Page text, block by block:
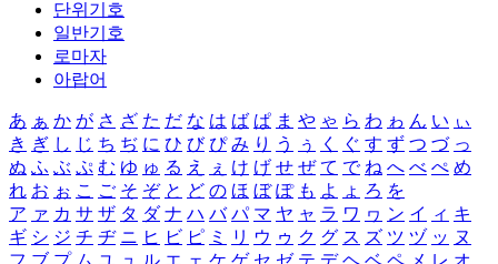
단위기호
일반기호
로마자
아랍어
あ ぁ か が さ ざ た だ な は ば ぱ ま や ゃ ら わ ゎ ん い ぃ
き ぎ し じ ち ぢ に ひ び ぴ み り う ぅ く ぐ す ず つ づ っ
ぬ ふ ぶ ぷ む ゆ ゅ る え ぇ け げ せ ぜ て で ね へ べ ぺ め
れ お ぉ こ ご そ ぞ と ど の ほ ぼ ぽ も よ ょ ろ を
ア ァ カ サ ザ タ ダ ナ ハ バ パ マ ヤ ャ ラ ワ ヮ ン イ ィ キ
ギ シ ジ チ ヂ ニ ヒ ビ ピ ミ リ ウ ゥ ク グ ス ズ ツ ヅ ッ ヌ